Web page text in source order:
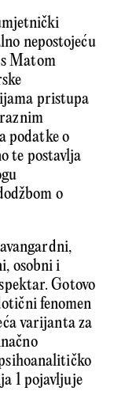
nepostojeću
Matom
pristupa
podatke o
te postavlja
o
osobni i
Gotovo
fenomen
varijanta za
1 pojavljuje